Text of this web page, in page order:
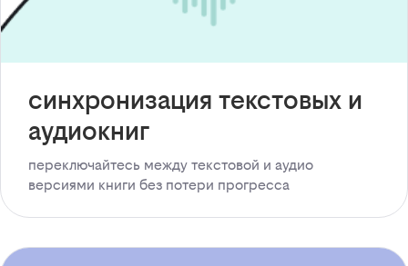
синхронизация текстовых и
аудиокниг
переключайтесь между текстовой и аудио
версиями книги без потери прогресса